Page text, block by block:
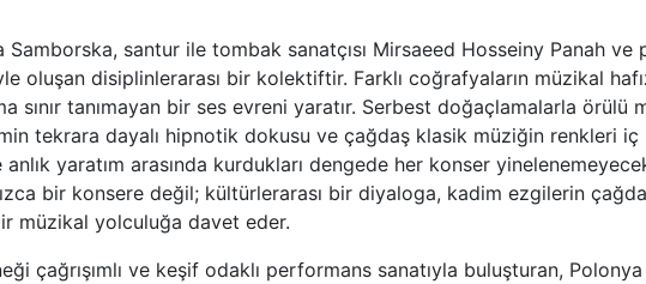
santur ile tombak sanatçısı Mirsaeed Hosseiny Panah ve
oluşan disiplinlerarası bir kolektiftir. Farklı coğrafyaların müzikal
sınır tanımayan bir ses evreni yaratır. Serbest doğaçlamalarla
tekrara dayalı hipnotik dokusu ve çağdaş klasik müziğin renkleri iç
yaratım arasında kurdukları dengede her konser
bir konsere değil; kültürlerarası bir diyaloga, kadim ezgilerin
müzikal yolculuğa davet eder.
çağrışımlı ve keşif odaklı performans sanatıyla buluşturan,